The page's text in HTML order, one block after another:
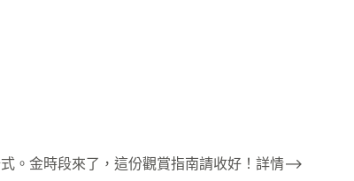
。金時段來了，這份觀賞指南請收好！詳情–>